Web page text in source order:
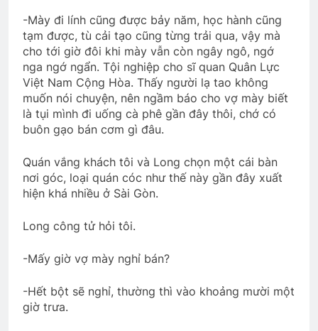
-Mày đi lính cũng được bảy năm, học hành cũng
tạm được, tù cải tạo cũng từng trải qua, vậy mà
cho tới giờ đôi khi mày vẫn còn ngây ngô, ngớ
nga ngớ ngẩn. Tội nghiệp cho sĩ quan Quân Lực
Việt Nam Cộng Hòa. Thấy người lạ tao không
muốn nói chuyện, nên ngầm báo cho vợ mày biết
là tụi mình đi uống cà phê gần đây thôi, chớ có
buôn gạo bán cơm gì đâu.
Quán vắng khách tôi và Long chọn một cái bàn
nơi góc, loại quán cóc như thế này gần đây xuất
hiện khá nhiều ở Sài Gòn.
Long công tử hỏi tôi.
-Mấy giờ vợ mày nghỉ bán?
-Hết bột sẽ nghỉ, thường thì vào khoảng mười một
giờ trưa.